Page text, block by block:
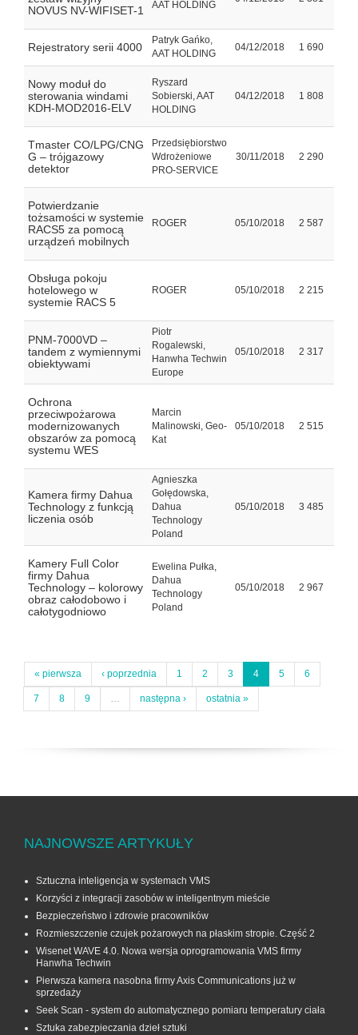
NOVUS NV-WIFISET-1
AAT HOLDING
Rejestratory serii 4000
Patryk Gańko,
AAT HOLDING
04/12/2018 1 690
Nowy moduł do
sterowania windami
KDH-MOD2016-ELV
Ryszard
Sobierski, AAT
HOLDING
04/12/2018 1 808
Tmaster CO/LPG/CNG
G – trójgazowy
detektor
Przedsiębiorstwo
Wdrożeniowe
PRO-SERVICE
30/11/2018 2 290
Potwierdzanie
tożsamości w systemie
RACS5 za pomocą
urządzeń mobilnych
ROGER 05/10/2018 2 587
Obsługa pokoju
hotelowego w
systemie RACS 5
ROGER 05/10/2018 2 215
PNM-7000VD –
tandem z wymiennymi
obiektywami
Piotr
Rogalewski,
Hanwha Techwin
Europe
05/10/2018 2 317
Ochrona
przeciwpożarowa
modernizowanych
obszarów za pomocą
systemu WES
Marcin
Malinowski, Geo-
Kat
05/10/2018 2 515
Kamera firmy Dahua
Technology z funkcją
liczenia osób
Agnieszka
Gołędowska,
Dahua
Technology
Poland
05/10/2018 3 485
Kamery Full Color
firmy Dahua
Technology – kolorowy
obraz całodobowo i
całotygodniowo
Ewelina Pułka,
Dahua
Technology
Poland
05/10/2018 2 967
« pierwsza ‹ poprzednia 1 2 3 4 5 6
7 8 9 … następna › ostatnia »
NAJNOWSZE ARTYKUŁY
Sztuczna inteligencja w systemach VMS
Korzyści z integracji zasobów w inteligentnym mieście
Bezpieczeństwo i zdrowie pracowników
Rozmieszczenie czujek pożarowych na płaskim stropie. Część 2
Wisenet WAVE 4.0. Nowa wersja oprogramowania VMS firmy
Hanwha Techwin
Pierwsza kamera nasobna firmy Axis Communications już w
sprzedaży
Seek Scan - system do automatycznego pomiaru temperatury ciała
Sztuka zabezpieczania dzieł sztuki